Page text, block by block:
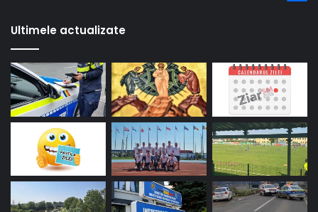
Ultimele actualizate